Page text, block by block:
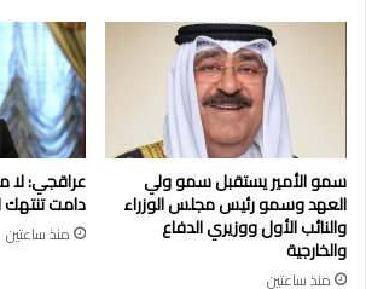
سمو الأمير يستقبل سمو ولي
العهد وسمو رئيس مجلس الوزراء
والنائب الأول ووزيري الدفاع
والخارجية
منذ ساعتين
عراقجي: لا
دامت تنتهك
منذ ساعتين